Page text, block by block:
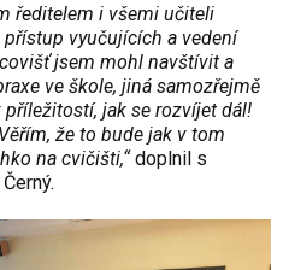
ředitelem i všemi učiteli
vyučujících a vedení
jsem mohl navštívit a
ve škole, jiná samozřejmě
jak se rozvíjet dál!
že to bude jak v tom
na cvičišti,“doplnil s